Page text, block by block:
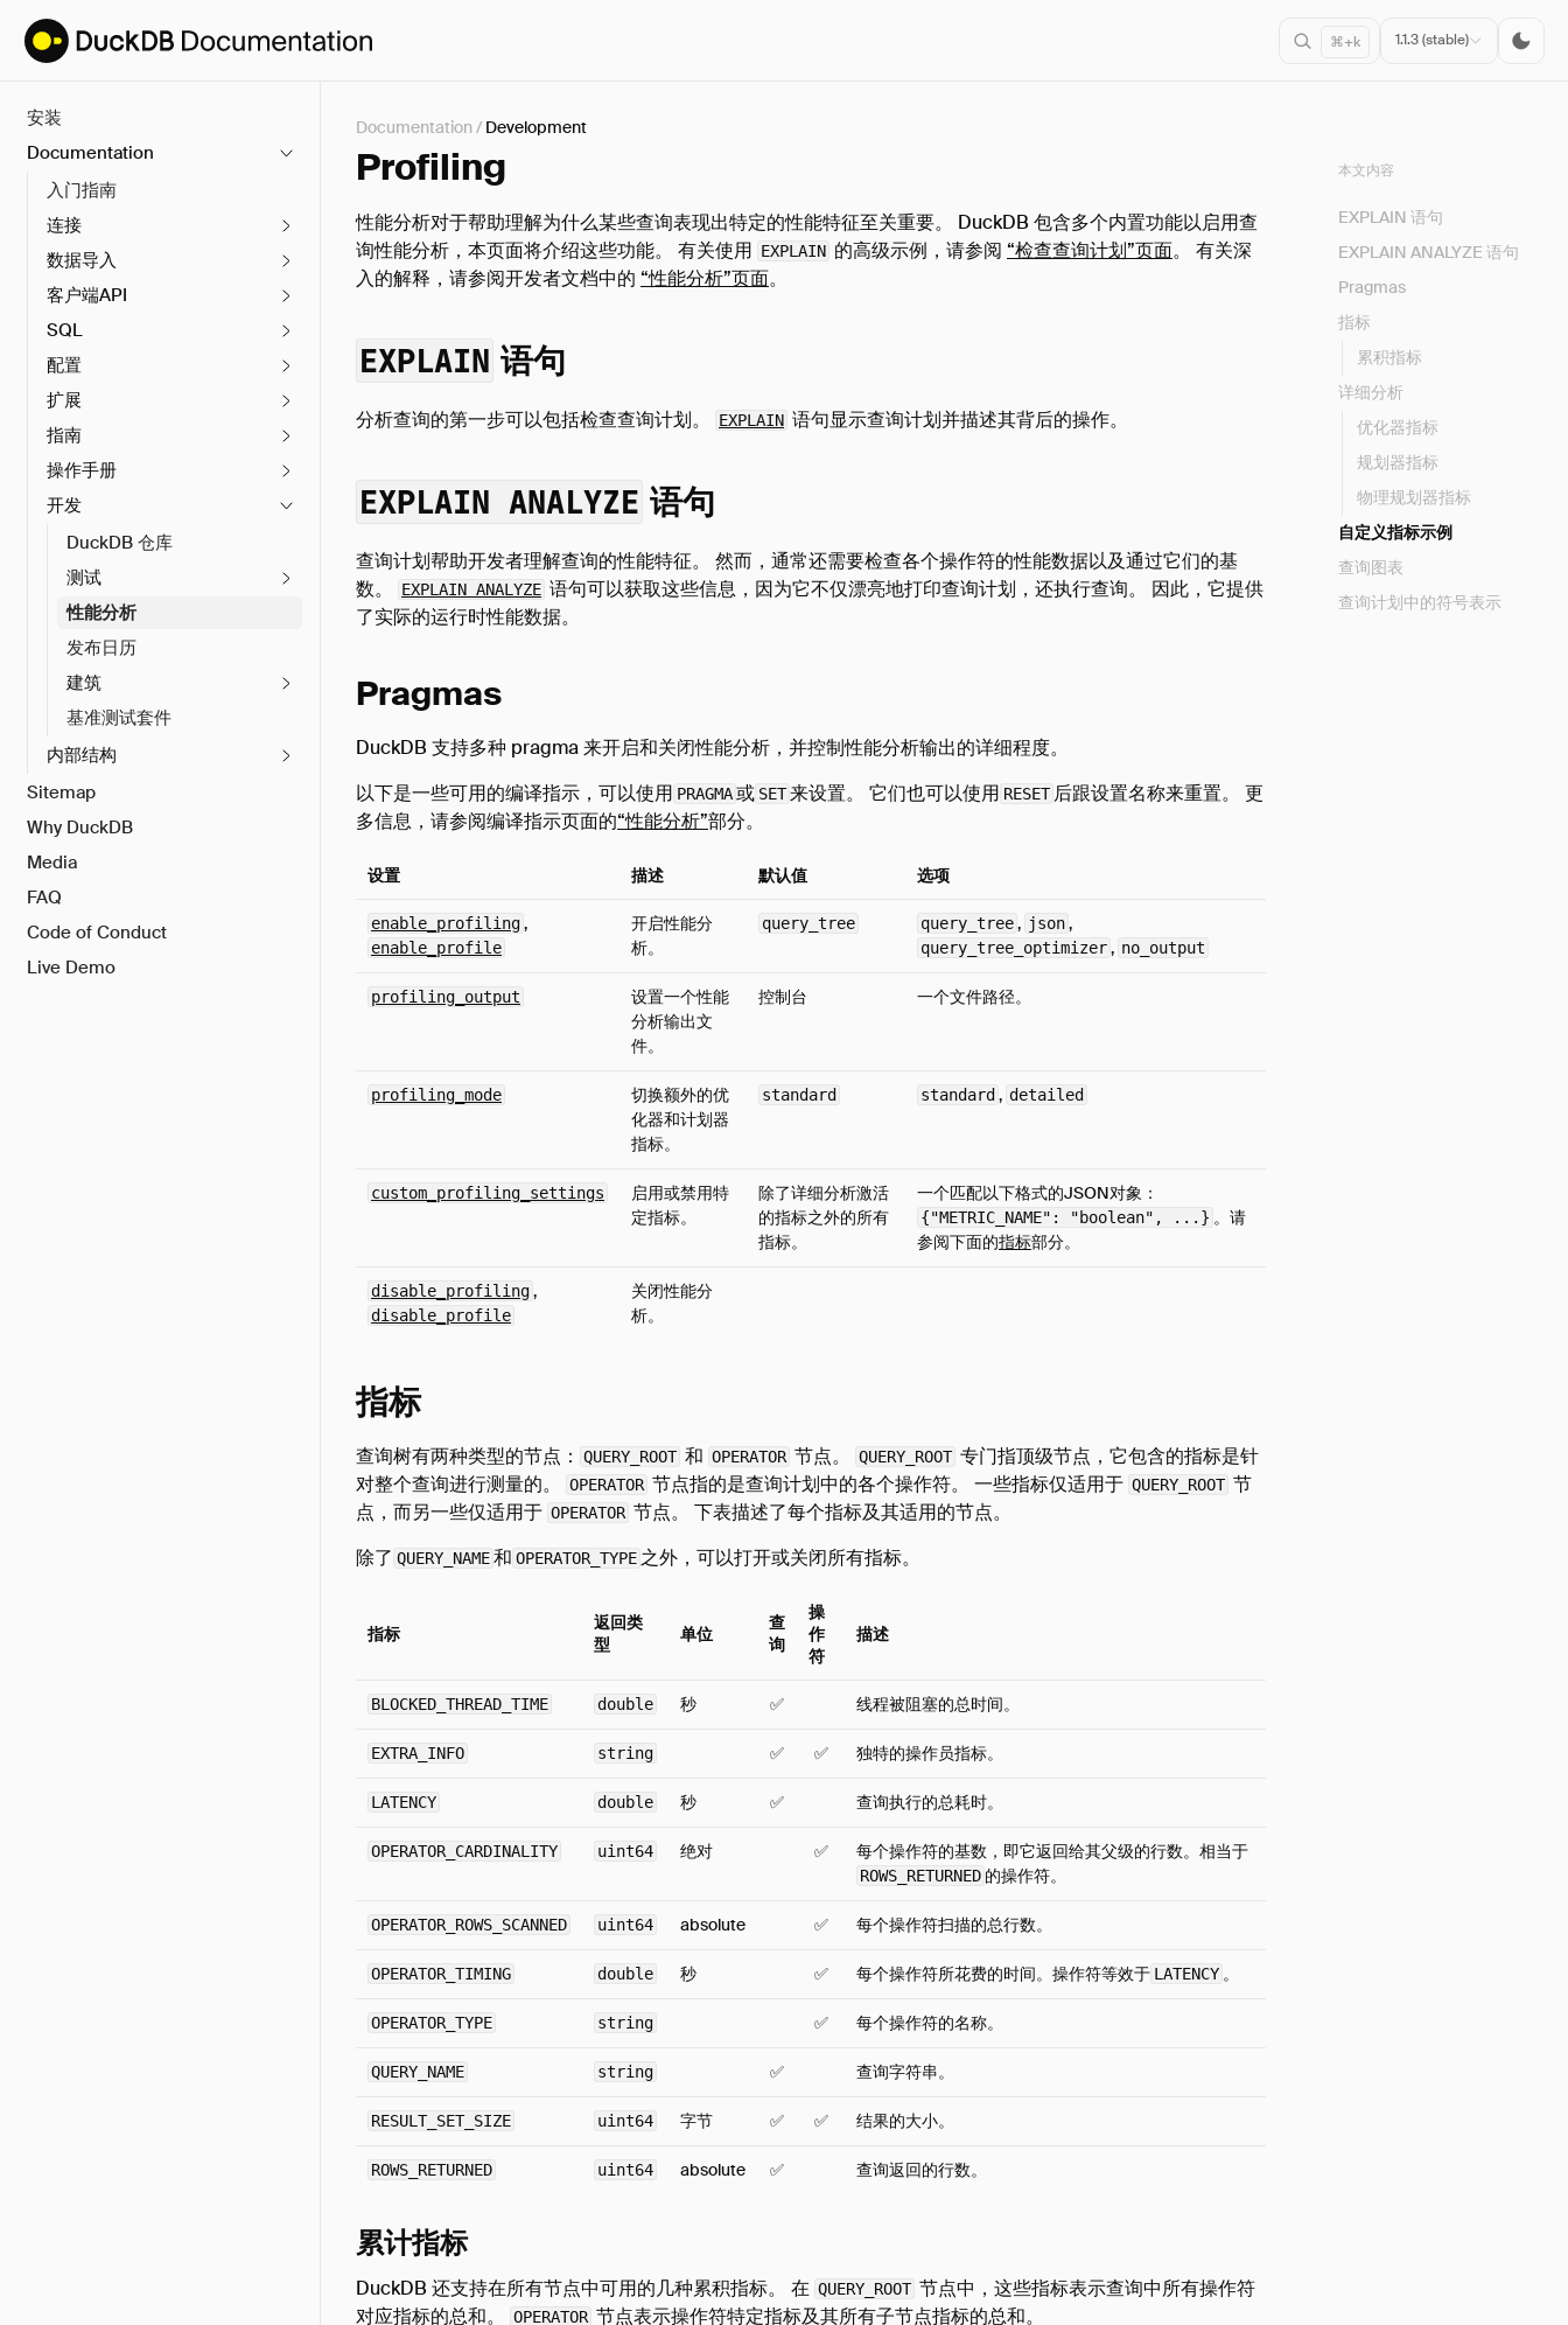
⌘+k 1.1.3 (stable)
安装
Documentation
入门指南
连接
数据导入
客户端API
SQL
配置
扩展
指南
操作手册
开发
DuckDB 仓库
测试
性能分析
发布日历
建筑
基准测试套件
内部结构
Sitemap
Why DuckDB
Media
FAQ
Code of Conduct
Live Demo
Documentation/ Development
Profiling
性能分析对于帮助理解为什么某些查询表现出特定的性能特征至关重要。 DuckDB 包含多个内置功能以启用查
询性能分析，本页面将介绍这些功能。 有关使用 EXPLAIN 的高级示例，请参阅 “检查查询计划”页面。 有关深
入的解释，请参阅开发者文档中的 “性能分析”页面。
EXPLAIN 语句
分析查询的第一步可以包括检查查询计划。 EXPLAIN 语句显示查询计划并描述其背后的操作。
EXPLAIN ANALYZE 语句
查询计划帮助开发者理解查询的性能特征。 然而，通常还需要检查各个操作符的性能数据以及通过它们的基
数。
EXPLAIN ANALYZE 语句可以获取这些信息，因为它不仅漂亮地打印查询计划，还执行查询。 因此，它提供
了实际的运行时性能数据。
Pragmas
DuckDB 支持多种 pragma 来开启和关闭性能分析，并控制性能分析输出的详细程度。
以下是一些可用的编译指示，可以使用 PRAGMA或 SET来设置。 它们也可以使用 RESET 后跟设置名称来重置。 更
多信息，请参阅编译指示页面的“性能分析”部分。
设置 描述 默认值 选项
enable_profiling,
enable_profile
开启性能分
析。
query_tree query_tree, json,
query_tree_optimizer, no_output
profiling_output
设置一个性能
分析输出文
件。
控制台 一个文件路径。
profiling_mode
切换额外的优
化器和计划器
指标。
standard standard , detailed
custom_profiling_settings
启用或禁用特
定指标。
除了详细分析激活
的指标之外的所有
指标。
一个匹配以下格式的JSON对象：
{"METRIC_NAME": "boolean", ...} 。请
参阅下面的指标部分。
disable_profiling,
disable_profile
关闭性能分
析。
指标
查询树有两种类型的节点： QUERY_ROOT 和 OPERATOR 节点。 QUERY_ROOT 专门指顶级节点，它包含的指标是针
对整个查询进行测量的。
OPERATOR 节点指的是查询计划中的各个操作符。 一些指标仅适用于 QUERY_ROOT 节
点，而另一些仅适用于 OPERATOR 节点。 下表描述了每个指标及其适用的节点。
除了 QUERY_NAME和 OPERATOR_TYPE 之外，可以打开或关闭所有指标。
指标
返回类
型
单位
查
询
操
作
符
描述
BLOCKED_THREAD_TIME double 秒 ✅ 线程被阻塞的总时间。
EXTRA_INFO string ✅ ✅ 独特的操作员指标。
LATENCY double 秒 ✅ 查询执行的总耗时。
OPERATOR_CARDINALITY uint64 绝对 ✅ 每个操作符的基数，即它返回给其父级的行数。相当于
ROWS_RETURNED 的操作符。
OPERATOR_ROWS_SCANNED uint64 absolute ✅ 每个操作符扫描的总行数。
OPERATOR_TIMING double 秒 ✅ 每个操作符所花费的时间。操作符等效于 LATENCY 。
OPERATOR_TYPE string ✅ 每个操作符的名称。
QUERY_NAME string ✅ 查询字符串。
RESULT_SET_SIZE uint64 字节 ✅ ✅ 结果的大小。
ROWS_RETURNED uint64 absolute ✅ 查询返回的行数。
累计指标
DuckDB 还支持在所有节点中可用的几种累积指标。 在 QUERY_ROOT 节点中，这些指标表示查询中所有操作符
对应指标的总和。
OPERATOR 节点表示操作符特定指标及其所有子节点指标的总和。
本文内容
EXPLAIN 语句
EXPLAIN ANALYZE 语句
Pragmas
指标
累积指标
详细分析
优化器指标
规划器指标
物理规划器指标
自定义指标示例
查询图表
查询计划中的符号表示